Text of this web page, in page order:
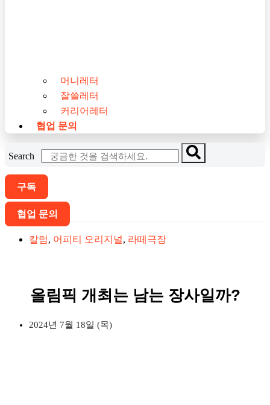
머니레터
잘쓸레터
커리어레터
협업 문의
Search
구독
협업 문의
칼럼, 어피티 오리지널, 라떼극장
올림픽 개최는 남는 장사일까?
2024년 7월 18일 (목)